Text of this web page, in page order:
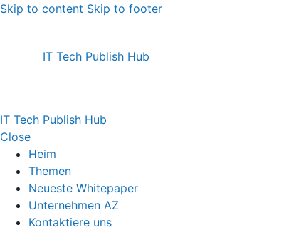
Skip to content Skip to footer
IT Tech Publish Hub
IT Tech Publish Hub
Close
Heim
Themen
Neueste Whitepaper
Unternehmen AZ
Kontaktiere uns